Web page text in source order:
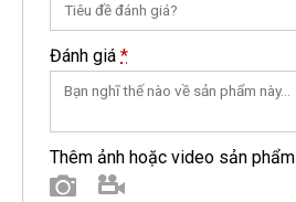
Đánh giá *
Thêm ảnh hoặc video sản phẩm
Hình ảnh